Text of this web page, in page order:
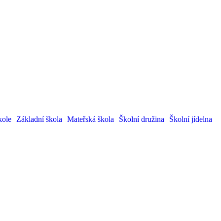
Základní škola Mateřská škola Školní družina Školní jídelna